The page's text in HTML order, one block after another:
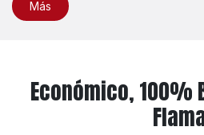
Más
Económico, 100%